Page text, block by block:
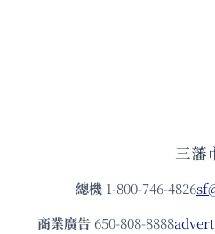
三藩
總機 1-800-746-4826
商業廣告 650-808-8888